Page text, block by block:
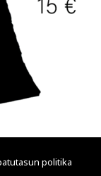
politika